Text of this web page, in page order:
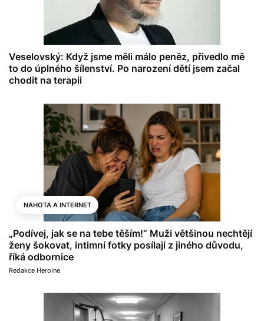
Veselovský: Když jsme měli málo peněz, přivedlo mě
to do úplného šílenství. Po narození dětí jsem začal
chodit na terapii
NAHOTA A INTERNET
„Podívej, jak se na tebe těším!“ Muži většinou nechtějí
ženy šokovat, intimní fotky posílají z jiného důvodu,
říká odbornice
Redakce Heroine